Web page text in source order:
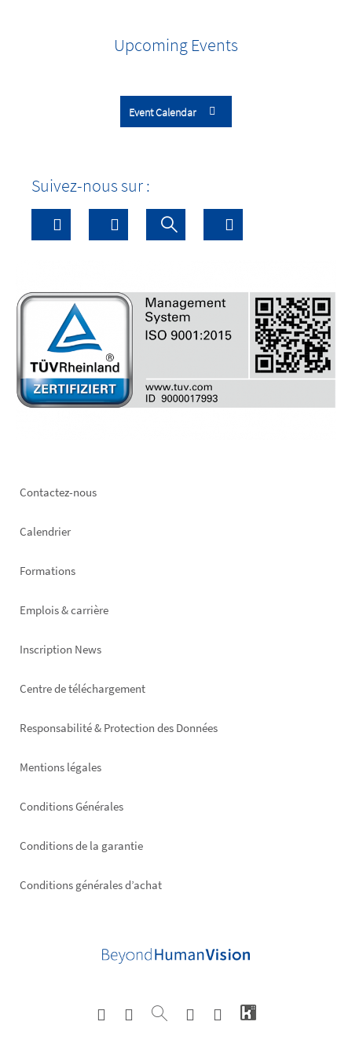
Upcoming Events
Event Calendar
Suivez-nous sur :
Footer
Contactez-nous
Calendrier
Formations
Emplois & carrière
Inscription News
Footer
Centre de téléchargement
Responsabilité & Protection des Données
Mentions légales
Conditions Générales
Conditions de la garantie
Conditions générales d’achat